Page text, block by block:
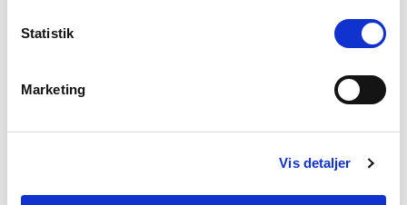
Statistik
Marketing
Vis detaljer